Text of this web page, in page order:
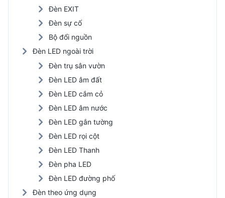
Đèn EXIT
Đèn sự cố
Bộ đổi nguồn
Đèn LED ngoài trời
Đèn trụ sân vườn
Đèn LED âm đất
Đèn LED cắm cỏ
Đèn LED âm nước
Đèn LED gắn tường
Đèn LED rọi cột
Đèn LED Thanh
Đèn pha LED
Đèn LED đường phố
Đèn theo ứng dụng